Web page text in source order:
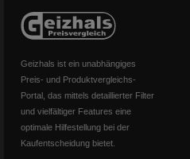
Geizhals ist ein unabhängiges
Preis- und Produktvergleichs-
Portal, das mittels detaillierter Filter
und vielfältiger Features eine
optimale Hilfestellung bei der
Kaufentscheidung bietet.